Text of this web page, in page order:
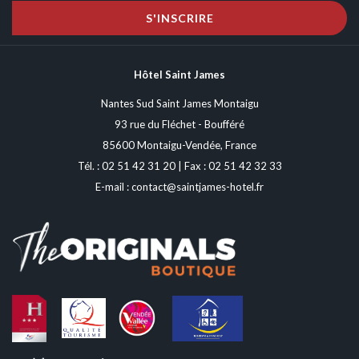
S'INSCRIRE
Hôtel Saint James
Nantes Sud Saint James Montaigu
93 rue du Fléchet - Boufféré
85600 Montaigu-Vendée, France
Tél. :02 51 42 31 20| Fax : 02 51 42 32 33
E-mail :contact@saintjames-hotel.fr